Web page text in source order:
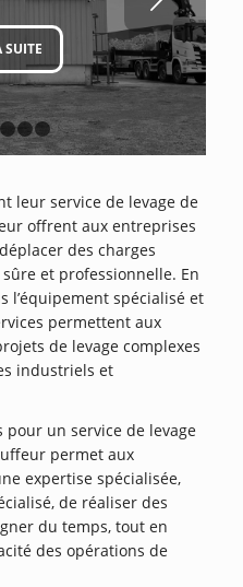
SUITE
1 2 3 4 5 6
leur service de levage de
offrent aux entreprises
des charges
et professionnelle. En
l’équipement spécialisé et
permettent aux
de levage complexes
industriels et
pour un service de levage
permet aux
expertise spécialisée,
de réaliser des
du temps, tout en
des opérations de